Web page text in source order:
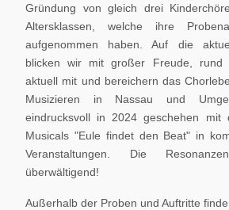
Gründung von gleich drei
Altersklassen, welche ihre
aufgenommen haben. Auf die
blicken wir mit großer Freude, rund
aktuell mit und bereichern das
Musizieren in Nassau und
eindrucksvoll in 2024 geschehen mit
Musicals "Eule findet den Beat" in
Veranstaltungen. Die
überwältigend!
Außerhalb der Proben und Auftritte